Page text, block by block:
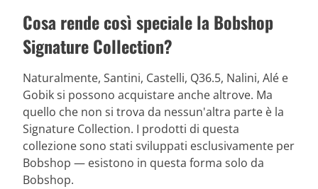
Cosa rende così speciale la Bobshop
Signature Collection?
Naturalmente, Santini, Castelli, Q36.5, Nalini, Alé e
Gobik si possono acquistare anche altrove. Ma
quello che non si trova da nessun'altra parte è la
Signature Collection. I prodotti di questa
collezione sono stati sviluppati esclusivamente per
Bobshop — esistono in questa forma solo da
Bobshop.